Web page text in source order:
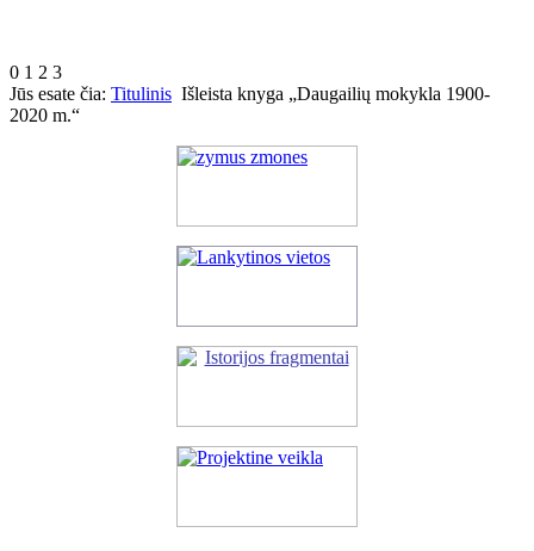
0 1 2 3
Jūs esate čia: Titulinis Išleista knyga „Daugailių mokykla 1900-
2020 m.“